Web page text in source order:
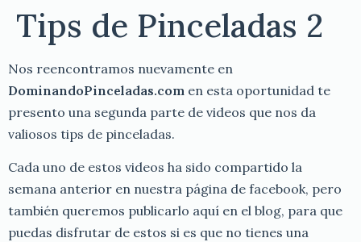
Tips de Pinceladas 2
Nos reencontramos nuevamente en
DominandoPinceladas.com en esta oportunidad te
presento una segunda parte de videos que nos da
valiosos tips de pinceladas.
Cada uno de estos videos ha sido compartido la
semana anterior en nuestra página de facebook, pero
también queremos publicarlo aquí en el blog, para que
puedas disfrutar de estos si es que no tienes una